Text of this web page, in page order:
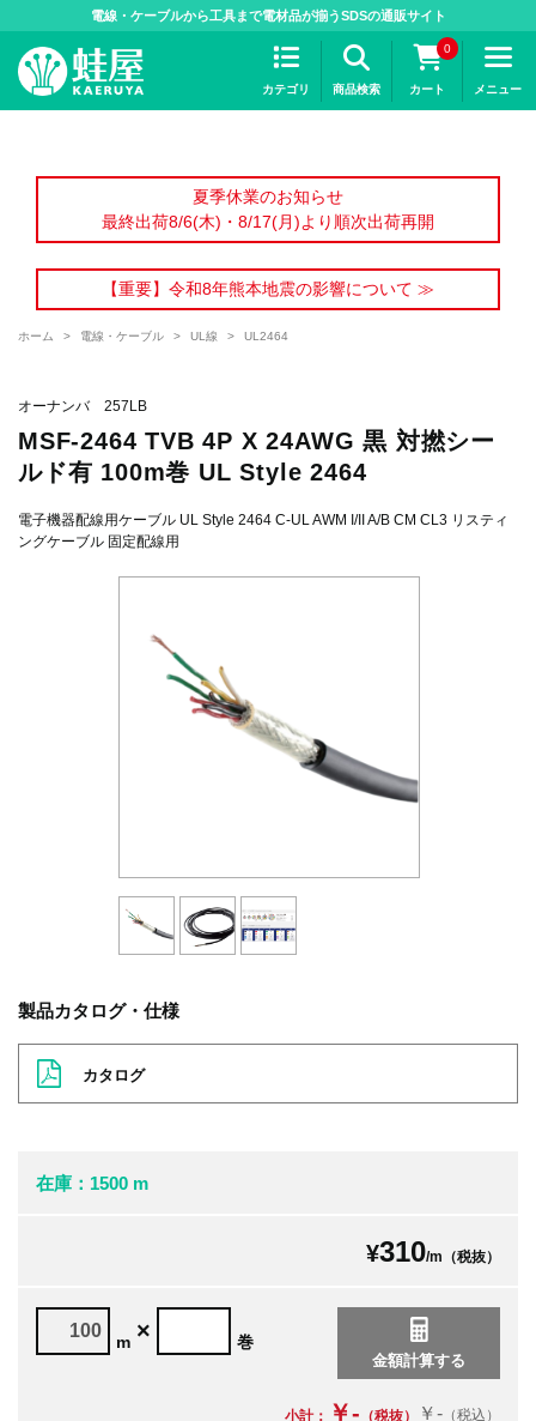
電線・ケーブルから工具まで電材品が揃うSDSの通販サイト
カテゴリ 商品検索
0
カート メニュー
夏季休業のお知らせ
最終出荷8/6(木)・8/17(月)より順次出荷再開
【重要】令和8年熊本地震の影響について ≫
ホーム > 電線・ケーブル > UL線 > UL2464
オーナンバ 257LB
MSF-2464 TVB 4P X 24AWG 黒 対撚シー
ルド有 100m巻 UL Style 2464
電子機器配線用ケーブル UL Style 2464 C-UL AWM I/II A/B CM CL3 リスティ
ングケーブル 固定配線用
製品カタログ・仕様
カタログ
在庫：1500 m
¥310/m（税抜）
m × 巻
小計： ￥- （税抜） ￥- （税込）